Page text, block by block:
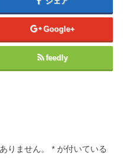
Google+
feedly
りません。 * が付いている